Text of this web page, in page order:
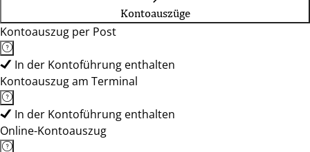
Kontoauszüge
Kontoauszug per Post
In der Kontoführung enthalten
Kontoauszug am Terminal
In der Kontoführung enthalten
Online-Kontoauszug